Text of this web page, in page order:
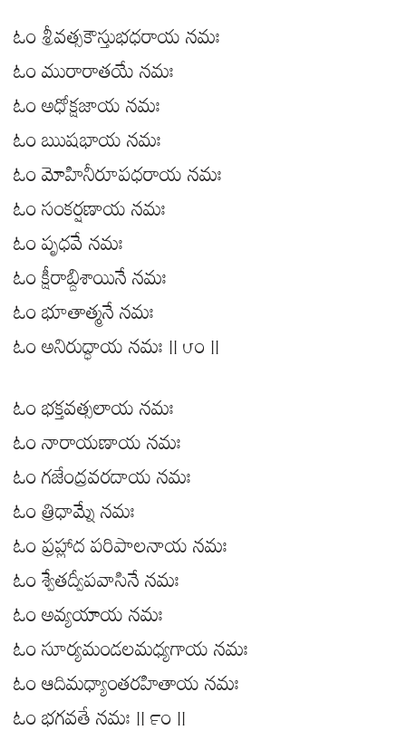
ఓం శ్రీవత్సకౌస్తుభధరాయ నమః
ఓం మురారాతయే నమః
ఓం అధోక్షజాయ నమః
ఓం ఋషభాయ నమః
ఓం మోహినీరూపధరాయ నమః
ఓం సంకర్షణాయ నమః
ఓం పృధవే నమః
ఓం క్షీరాబ్దిశాయినే నమః
ఓం భూతాత్మనే నమః
ఓం అనిరుద్ధాయ నమః || ౮౦ ||
ఓం భక్తవత్సలాయ నమః
ఓం నారాయణాయ నమః
ఓం గజేంద్రవరదాయ నమః
ఓం త్రిధామ్నే నమః
ఓం ప్రహ్లాద పరిపాలనాయ నమః
ఓం శ్వేతద్వీపవాసినే నమః
ఓం అవ్యయాయ నమః
ఓం సూర్యమండలమధ్యగాయ నమః
ఓం ఆదిమధ్యాంతరహితాయ నమః
ఓం భగవతే నమః || ౯౦ ||